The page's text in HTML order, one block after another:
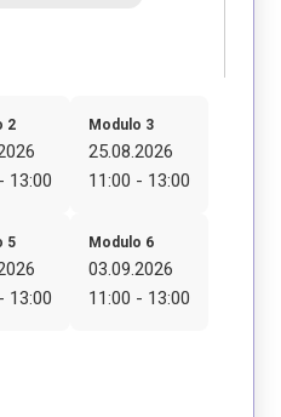
2
13:00
Modulo 3
25.08.2026
11:00 - 13:00
5
13:00
Modulo 6
03.09.2026
11:00 - 13:00